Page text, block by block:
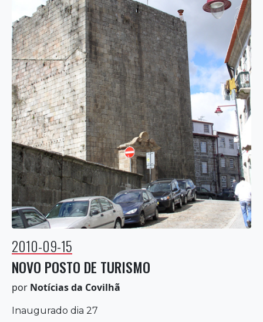
2010-09-15
NOVO POSTO DE TURISMO
por Notícias da Covilhã
Inaugurado dia 27